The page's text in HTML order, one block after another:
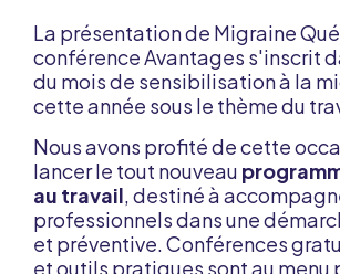
La présentation de Migraine
conférence Avantages s'inscrit
du mois de sensibilisation à la
cette année sous le thème du
Nous avons profité de cette
lancer le tout nouveau
au travail, destiné à
professionnels dans une
et préventive. Conférences
et outils pratiques sont au menu